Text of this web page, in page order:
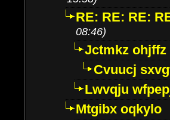
RE: RE: RE:
08:46)
Jctmkz ohjffz
Cvuucj
Lwvqju
Mtgibx oqkylo